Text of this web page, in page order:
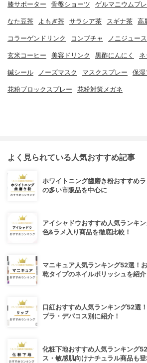
膝サポーター 骨盤ショーツ ゲルマニウムブ
なた豆茶 よもぎ茶 サラシア茶 スギナ茶 高
コラーゲンドリンク コンブチャ ノニジュース
玄米コーヒー 美容ドリンク 黒酢にんにく
鍼シール ノーズマスク マスクスプレー 保湿
花粉ブロックスプレー 花粉対策メガネ
よく見られている人気おすすめ記事
ホワイトニング歯磨き粉おすすめ
の多い市販品を中心に
アイシャドウおすすめ人気ランキ
色&ラメ入り商品を徹底比較！
マニキュア人気ランキング52選！
乾タイプのネイルポリッシュを紹介
口紅おすすめ人気ランキング52選
プラ・デパコス別に紹介！
化粧下地おすすめ人気ランキング
ス・敏感肌向けナチュラル商品も登